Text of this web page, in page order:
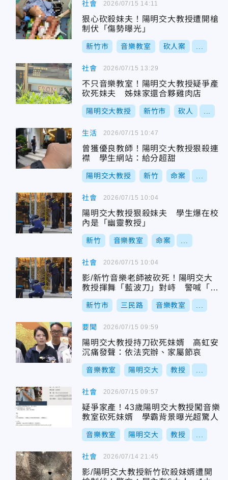
社會
狠心砍殺妹夫！陽明交大教授遭開槍
制伏「傷勢曝光」
新竹市 音樂教室 砍人案
2026/07/15 14:11
社會
不只音樂教室！陽明交大教授疑爭產
砍死妹夫 姊妹家還合夥雞肉店
陽明交大教授 新竹市 砍人
2026/07/15 13:29
生活
曾獲優良教師！陽明交大教授狠殺連
襟 學生網站：給分超甜
陽明交大教授 新竹 命案
2026/07/15 10:47
社會
陽明交大教授狠殺妹夫 學生爆在校
內是「幽靈教授」
新竹 音樂教室 命案
2026/07/15 10:04
社會
影/新竹音樂老師被砍死！陽明交大
教授揮舞「藍波刀」對峙 警喊「放
下」不聽後開槍
新竹市 三民路 音樂教室
2026/07/15 10:04
要聞
陽明交大教授持刀砍死妹婿 高虹安
沉痛發聲：依法究辦、家屬節哀
音樂教室 陽明交大 教授
2026/07/15 09:59
社會
疑爭家產！43歲陽明交大教授闖音樂
教室砍死妹婿 學霸背景曝光超驚人
音樂教室 陽明交大 教授
2026/07/15 09:57
社會
影/陽明交大教授新竹砍殺妹婿遭開
2026/07/14 21:45